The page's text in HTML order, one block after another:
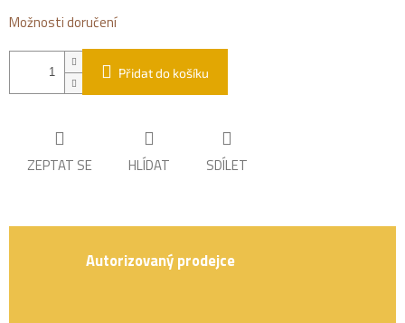
Možnosti doručení
Přidat do košíku
ZEPTAT SE HLÍDAT SDÍLET
Autorizovaný prodejce